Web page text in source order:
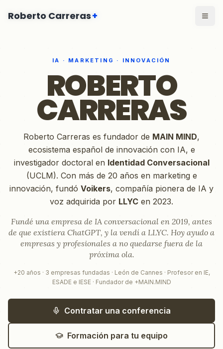
Roberto Carreras+
IA · MARKETING · INNOVACIÓN
ROBERTO
CARRERAS
Roberto Carreras es fundador de MAIN MIND,
ecosistema español de innovación con IA, e
investigador doctoral en Identidad Conversacional
(UCLM). Con más de 20 años en marketing e
innovación, fundó Voikers, compañía pionera de IA y
voz adquirida por LLYC en 2023.
Fundé una empresa de IA conversacional en 2019, antes
de que existiera ChatGPT, y la vendí a LLYC. Hoy ayudo a
empresas y profesionales a no quedarse fuera de la
próxima ola.
+20 años · 3 empresas fundadas · León de Cannes · Profesor en IE,
ESADE e IESE · Fundador de +MAIN.MIND
Contratar una conferencia
Formación para tu equipo
Roberto Carreras+